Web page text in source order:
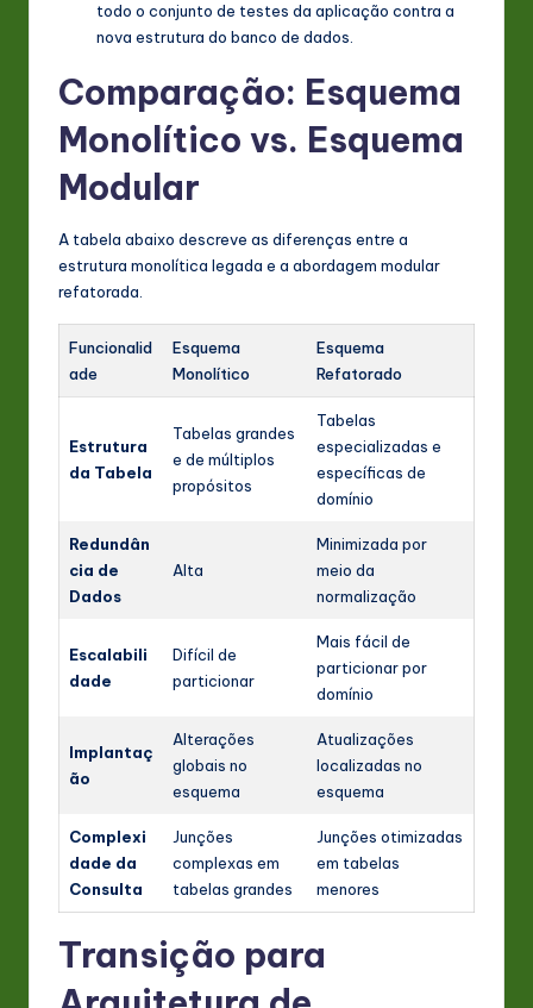
todo o conjunto de testes da aplicação contra a
nova estrutura do banco de dados.
Comparação: Esquema
Monolítico vs. Esquema
Modular
A tabela abaixo descreve as diferenças entre a
estrutura monolítica legada e a abordagem modular
refatorada.
Funcionalid
ade
Esquema
Monolítico
Esquema
Refatorado
Estrutura
da Tabela
Tabelas grandes
e de múltiplos
propósitos
Tabelas
especializadas e
específicas de
domínio
Redundân
cia de
Dados
Alta
Minimizada por
meio da
normalização
Escalabili
dade
Difícil de
particionar
Mais fácil de
particionar por
domínio
Implantaç
ão
Alterações
globais no
esquema
Atualizações
localizadas no
esquema
Complexi
dade da
Consulta
Junções
complexas em
tabelas grandes
Junções otimizadas
em tabelas
menores
Transição para